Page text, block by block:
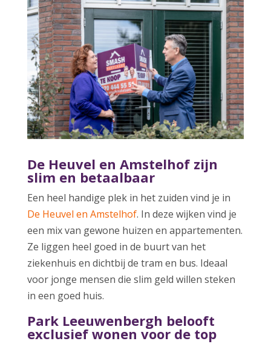
De Heuvel en Amstelhof zijn
slim en betaalbaar
Een heel handige plek in het zuiden vind je in
De Heuvel en Amstelhof. In deze wijken vind je
een mix van gewone huizen en appartementen.
Ze liggen heel goed in de buurt van het
ziekenhuis en dichtbij de tram en bus. Ideaal
voor jonge mensen die slim geld willen steken
in een goed huis.
Park Leeuwenbergh belooft
exclusief wonen voor de top